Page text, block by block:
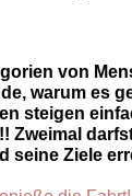
von
warum es
steigen
Zweimal
seine Ziele